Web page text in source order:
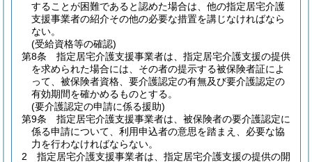
することが困難であると認めた場合は、他の指定居宅介護
支援事業者の紹介その他の必要な措置を講じなければなら
ない。
(受給資格等の確認)
第8条
指定居宅介護支援事業者は、指定居宅介護支援の提供
を求められた場合には、その者の提示する被保険者証によ
って、被保険者資格、要介護認定の有無及び要介護認定の
有効期間を確かめるものとする。
(要介護認定の申請に係る援助)
第9条
指定居宅介護支援事業者は、被保険者の要介護認定に
係る申請について、利用申込者の意思を踏まえ、必要な協
力を行わなければならない。
2
指定居宅介護支援事業者は、指定居宅介護支援の提供の開